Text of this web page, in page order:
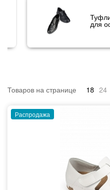
для
Товаров на странице 18 24
Распродажа